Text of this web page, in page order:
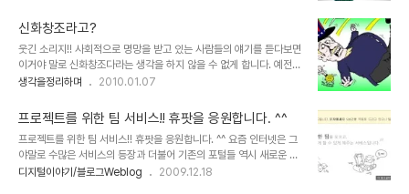
그만큼 효과를 보았지만,..
있기도 하지요. ▲ 칭찬릴레이 이벤트를 진행했던 인천인터넷방송
IBNNEWS의 첨부 이미지 가끔 아이들을 혼내는 일도 종종 있긴 하지
만, 사실 그러고 나면 이상하게도 혼낸 그 마음 역시 좋질 않았습니다.
그래서 가능한 아이들을 혼내지는 않으려 합니다. 정 필요한 경우라면,
그동안 아이들이 아빠를 무서워했던 그 때를 상기 시키는 정도로 마무
않는다는 것이... 지금 ..
신화창조라고?
웃긴 소리지!! 사회적으로 명망을 받고 있는 사람들의 얘기를 듣다보면
이거야 말로 신화창조다라는 생각을 하지 않을 수 없게 합니다. 예전
여러 방송사에서 다큐멘터리 형식으로 성공을 다룬 프로그램들이 한
특정한 한 사람의 몫이었고, 그건 말그대로 신화였습니다. 그리고 이를
본 많은 사람들은 성공을 일궈낸 사람에 대해 방송이 보여준 만큼 생각
하게 했습니다. 물론 저도 그랬습니다. ▲ 강대국 미국이 과연 미국 스
스로의 힘만으로 세상의 앞에 설 수 있었을까요? 그런데, 시간이 지나
서 알게된 그 성공이란, 성공이라고 하기엔 무색한 경우가 적지 않았습
생각을정리하며 2010.01.07
프로젝트를 위한 팀 서비스!! 휴팟을 응원합니다. ^^
프로젝트를 위한 팀 서비스!! 휴팟을 응원합니다. ^^ 요즘 인터넷은 그
야말로 수많은 서비스의 등장과 더불어 기존의 포털들 역시 새로운 시
도로써 여러 서비스들이 실험적으로 적용되고 있습니다. 그래서 저 역
디지털이야기/블로그Weblog 2009.12.18